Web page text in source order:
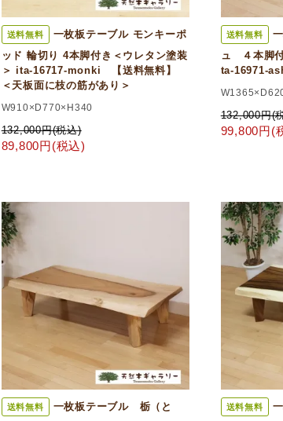
送料無料
一枚板テーブル モンキーポ
ッド 輪切り 4本脚付き＜ウレタン塗装
＞ ita-16717-monki 【送料無料】
＜天板面に枝の筋があり＞
W910×D770×H340
132,000円(税込)
89,800円(税込)
送料無料
ュ ４本脚
ta-16971-
132,000円(
99,800円(
送料無料
一枚板テーブル 栃（と
送料無料